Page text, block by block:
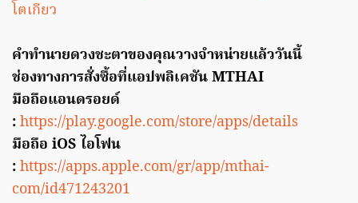
โตเกียว
คำทำนายดวงชะตาของคุณวางจำหน่ายแล้ววันนี้
ช่องทางการสั่งซื้อที่แอปพลิเคชัน MTHAI
มือถือแอนดรอยด์
:https://play.google.com/store/apps/details
มือถือ iOS ไอโฟน
:https://apps.apple.com/gr/app/mthai-
com/id471243201